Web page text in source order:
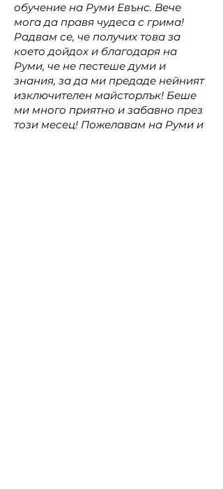
обучение на Руми Евънс. Вече
мога да правя чудеса с грима!
Радвам се, че получих това за
което дойдох и благодаря на
Руми, че не пестеше думи и
знания, за да ми предаде нейният
изключителен майсторлък! Беше
ми много приятно и забавно през
този месец! Пожелавам на Руми и